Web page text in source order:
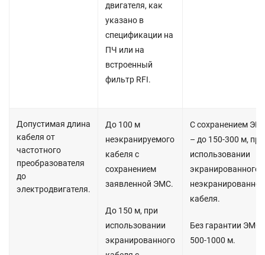
двигателя, как
указано в
спецификации на
ПЧ или на
встроенный
фильтр RFI.
Допустимая длина
кабеля от
частотного
преобразователя
до
электродвигателя.
До 100 м
неэкранируемого
кабеля с
сохранением
заявленной ЭМС.
До 150 м, при
использовании
экранированного
С сохранением
– до 150-300 м, при
использовании
экранированного
кабеля.
Без гарантии ЭМС
500-1000 м.